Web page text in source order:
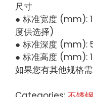
尺寸
● 标准宽度 (mm):
度供选择)
● 标准深度 (mm):
● 标准高度 (mm):
如果您有其他规格